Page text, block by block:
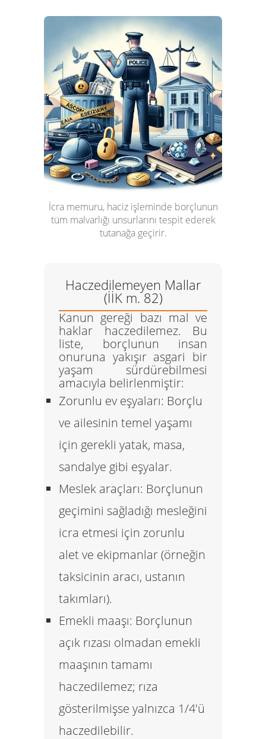
İcra memuru, haciz işleminde borçlunun
tüm malvarlığı unsurlarını tespit ederek
tutanağa geçirir.
Haczedilemeyen Mallar
(İİK m. 82)
Kanun gereği bazı mal ve
haklar haczedilemez. Bu
liste, borçlunun insan
onuruna yakışır asgari bir
yaşam sürdürebilmesi
amacıyla belirlenmiştir:
Zorunlu ev eşyaları: Borçlu
ve ailesinin temel yaşamı
için gerekli yatak, masa,
sandalye gibi eşyalar.
Meslek araçları: Borçlunun
geçimini sağladığı mesleğini
icra etmesi için zorunlu
alet ve ekipmanlar (örneğin
taksicinin aracı, ustanın
takımları).
Emekli maaşı: Borçlunun
açık rızası olmadan emekli
maaşının tamamı
haczedilemez; rıza
gösterilmişse yalnızca 1/4'ü
haczedilebilir.